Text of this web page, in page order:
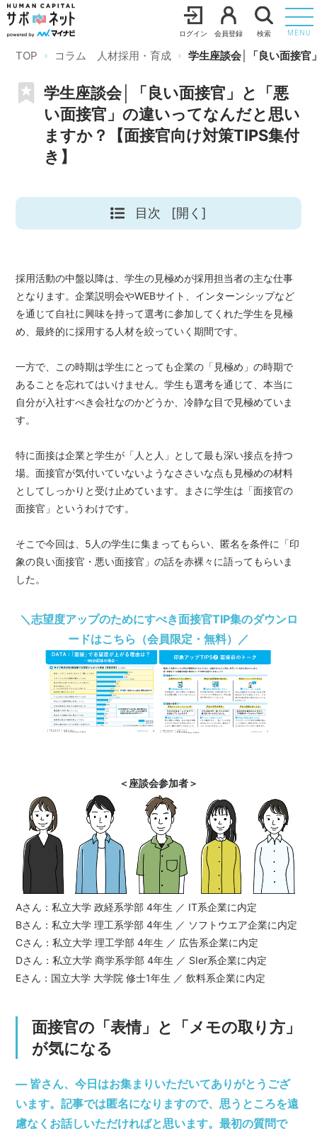
ログイン 会員登録 検索 MENU
TOP コラム 人材採用・育成 学生座談会│「良い面接官
学生座談会│「良い面接官」と「悪
い面接官」の違いってなんだと思い
ますか？【面接官向け対策TIPS集付
き】
目次 [開く]
採用活動の中盤以降は、学生の見極めが採用担当者の主な仕事
となります。企業説明会やWEBサイト、インターンシップなど
を通じて自社に興味を持って選考に参加してくれた学生を見極
め、最終的に採用する人材を絞っていく期間です。
一方で、この時期は学生にとっても企業の「見極め」の時期で
あることを忘れてはいけません。学生も選考を通じて、本当に
自分が入社すべき会社なのかどうか、冷静な目で見極めていま
す。
特に面接は企業と学生が「人と人」として最も深い接点を持つ
場。面接官が気付いていないようなささいな点も見極めの材料
としてしっかりと受け止めています。まさに学生は「面接官の
面接官」というわけです。
そこで今回は、5人の学生に集まってもらい、匿名を条件に「印
象の良い面接官・悪い面接官」の話を赤裸々に語ってもらいま
した。
＼志望度アップのためにすべき面接官TIP集のダウンロ
ードはこちら（会員限定・無料）／
＜座談会参加者＞
Aさん：私立大学 政経系学部 4年生 ／ IT系企業に内定
Bさん：私立大学 理工系学部 4年生 ／ ソフトウエア企業に内定
Cさん：私立大学 理工学部 4年生 ／ 広告系企業に内定
Dさん：私立大学 商学系学部 4年生 ／ SIer系企業に内定
Eさん：国立大学 大学院 修士1年生 ／ 飲料系企業に内定
面接官の「表情」と「メモの取り方」
が気になる
― 皆さん、今日はお集まりいただいてありがとうござ
います。記事では匿名になりますので、思うところを遠
慮なくお話しいただければと思います。最初の質問で